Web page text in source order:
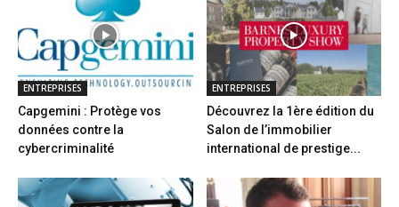
ENTREPRISES
Capgemini : Protège vos
données contre la
cybercriminalité
ENTREPRISES
Découvrez la 1ère édition du
Salon de l’immobilier
international de prestige...